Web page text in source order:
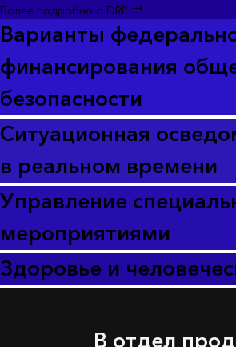
Более подробно о DRP
Варианты
финансирования
безопасности
Ситуационная
в реальном времени
Управление
мероприятиями
Здоровье и